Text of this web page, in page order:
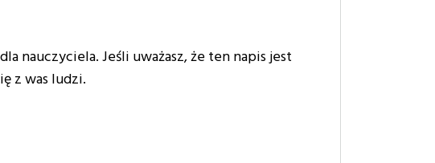
nauczyciela. Jeśli uważasz, że ten napis jest
z was ludzi.